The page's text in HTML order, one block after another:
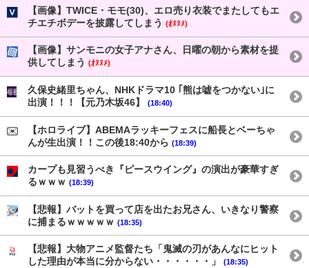
【画像】TWICE・モモ(30)、エロ売り衣装でまたしてもエ
チエチボデーを披露してしまう (ｵﾇﾇﾒ)
【画像】サンモニの女子アナさん、日曜の朝から素材を提
供してしまう (ｵﾇﾇﾒ)
久保史緒里ちゃん、NHKドラマ10 ｢熊は嘘をつかない｣に
出演！！！【元乃木坂46】
(18:40)
【ホロライブ】ABEMAラッキーフェスに船長とベーちゃ
んが生出演！！この後18:40から (18:39)
カープも見習うべき『ピースウイング』の演出が豪華すぎ
るｗｗｗ (18:39)
【悲報】バットを買って店を出たお兄さん、いきなり警察
に捕まるｗｗｗｗｗ (18:35)
【悲報】大物アニメ監督たち「鬼滅の刃があんなにヒット
した理由が本当に分からない・・・・・・」
(18:35)